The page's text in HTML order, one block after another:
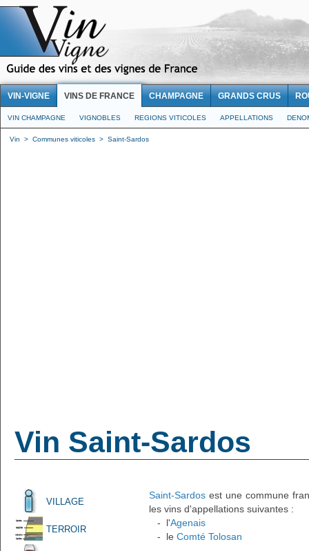
VIN-VIGNE VINS DE FRANCE CHAMPAGNE GRANDS CRUS
VIN CHAMPAGNE VIGNOBLES REGIONS VITICOLES APPELLATIONS
Vin > Communes viticoles > Saint-Sardos
Vin Saint-Sardos
VILLAGE
TERROIR
Saint-Sardos est une commune
les vins d'appellations suivantes :
- l'Agenais
- le Comté Tolosan